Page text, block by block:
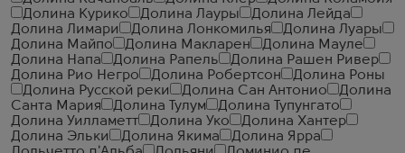
Долина Курико
Долина Лауры
Долина Лейда
Долина Лимари
Долина Лонкомилья
Долина Луары
Долина Майпо
Долина Макларен
Долина Мауле
Долина Напа
Долина Рапель
Долина Рашен Ривер
Долина Рио Негро
Долина Робертсон
Долина Роны
Долина Русской реки
Долина Сан Антонио
Долина
Санта Мария
Долина Тулум
Долина Тупунгато
Долина Уилламетт
Долина Уко
Долина Хантер
Долина Эльки
Долина Якима
Долина Ярра